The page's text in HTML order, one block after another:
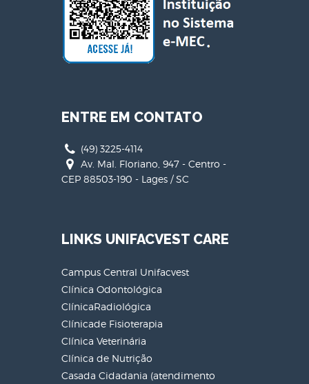
ENTRE EM CONTATO
(49) 3225-4114
Av. Mal. Floriano, 947 - Centro -
CEP 88503-190 - Lages / SC
LINKS UNIFACVEST CARE
Campus Central Unifacvest
Clínica Odontológica
ClínicaRadiológica
Clínicade Fisioterapia
Clínica Veterinária
Clínica de Nutrição
Casada Cidadania (atendimento